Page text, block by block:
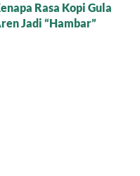
Gula Aren
Menyeruput